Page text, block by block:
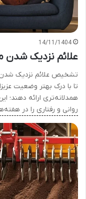
14/11/1404
علائم نزدیک
تشخیص علائم نزدیک شدن
تا با درک بهتر وضعیت
همدلانه‌تری ارائه دهند؛
روانی و رفتاری را در